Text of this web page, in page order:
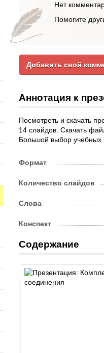
Нет
Помогите
Добавить свой
Аннотация к
Посмотреть и скачать
14 слайдов. Скачать
Большой выбор учебных
Формат
Количество слайдов
Слова
Конспект
Содержание